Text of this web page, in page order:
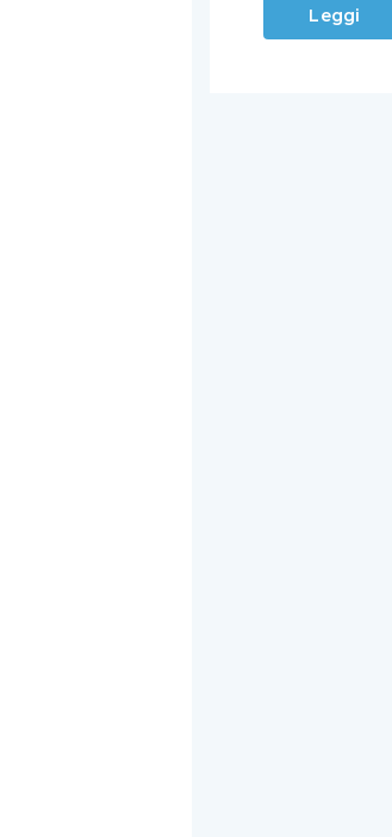
Leggi